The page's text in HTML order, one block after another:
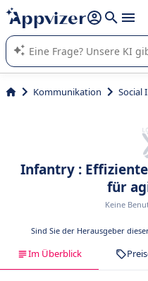
beantworten (mehrere Zeilen
Die KI von Appvizer führt Sie
von SaaS-Software in
Kommunikation Social
Infantry :
für
Keine
Sind Sie der Herausgeber
Im Überblick